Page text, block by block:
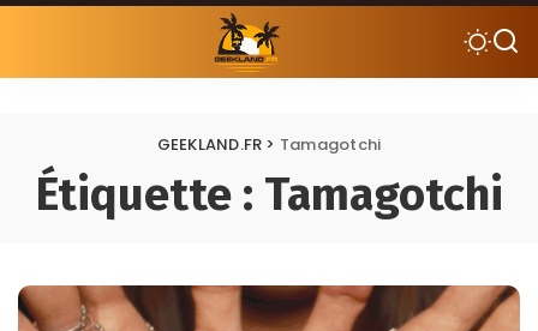
GEEKLAND.FR > Tamagotchi
Étiquette : Tamagotchi